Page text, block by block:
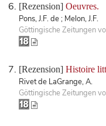
[Rezension] Oeuvres.
Pons, J.F. de ; Melon, J.F.
Göttingische Zeitungen
[Rezension] Histoire
Rivet de LaGrange, A.
Göttingische Zeitungen